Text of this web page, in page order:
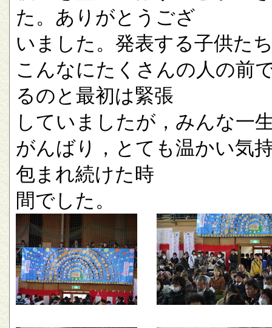
た。ありがとうござ
いました。発表する子供た
こんなにたくさんの人の前
るのと最初は緊張
していましたが，みんな一
がんばり，とても温かい気
包まれ続けた時
間でした。